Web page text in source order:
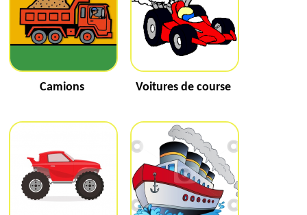
Camions Voitures de course